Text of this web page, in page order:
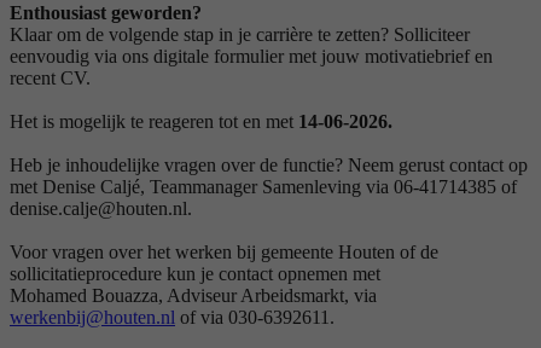
Enthousiast geworden?
Klaar om de volgende stap in je carrière te zetten? Solliciteer
eenvoudig via ons digitale formulier met jouw motivatiebrief en
recent CV.
Het is mogelijk te reageren tot en met 14-06-2026.
Heb je inhoudelijke vragen over de functie? Neem gerust contact op
met Denise Caljé, Teammanager Samenleving via 06-41714385 of
denise.calje@houten.nl.
Voor vragen over het werken bij gemeente Houten of de
sollicitatieprocedure kun je contact opnemen met
Mohamed Bouazza, Adviseur Arbeidsmarkt, via
werkenbij@houten.nl of via 030-6392611.